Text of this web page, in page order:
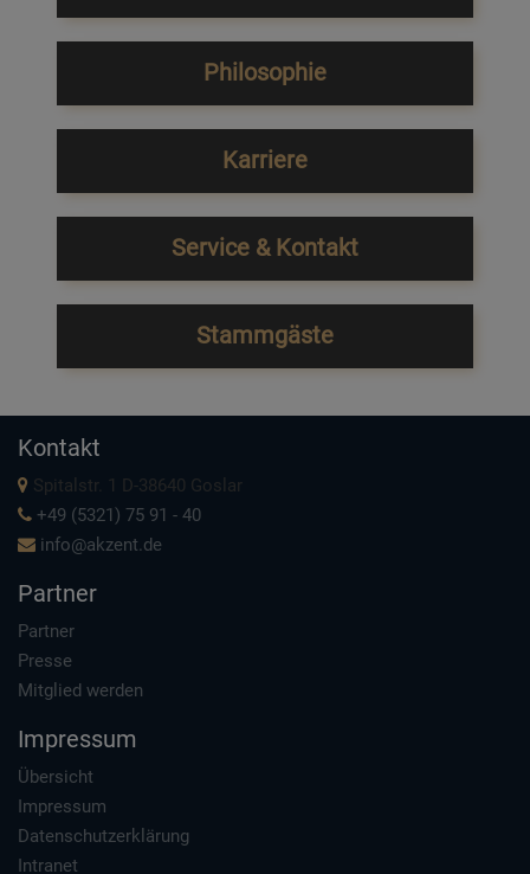
Philosophie
Karriere
Service & Kontakt
Stammgäste
Kontakt
Spitalstr. 1 D-38640 Goslar
+49 (5321) 75 91 - 40
info@akzent.de
Partner
Partner
Presse
Mitglied werden
Impressum
Übersicht
Impressum
Datenschutzerklärung
Intranet